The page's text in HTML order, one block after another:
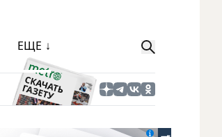
ЕЩЕ ↓